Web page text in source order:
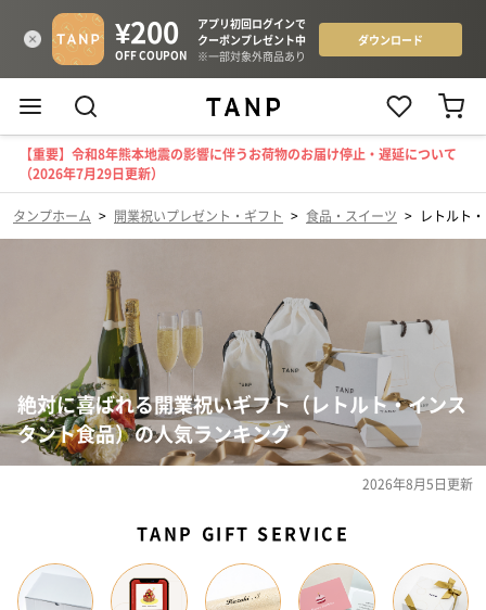
【重要】令和8年熊本地震の影響に伴うお荷物のお届け停止・遅延について
（2026年7月29日更新）
タンプホーム > 開業祝いプレゼント・ギフト > 食品・スイーツ > レトルト
絶対に喜ばれる開業祝いギフト（レトルト・インス
タント食品）の人気ランキング
2026年8月5日更新
TANP GIFT SERVICE